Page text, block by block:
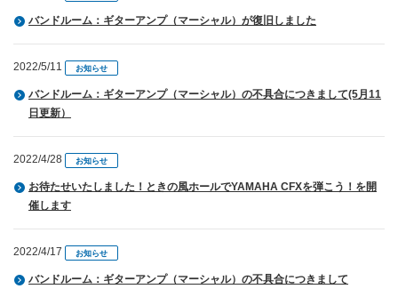
バンドルーム：ギターアンプ（マーシャル）が復旧しました
2022/5/11 お知らせ
バンドルーム：ギターアンプ（マーシャル）の不具合につきまして(5月11
日更新）
2022/4/28 お知らせ
お待たせいたしました！ときの風ホールでYAMAHA CFXを弾こう！を開
催します
2022/4/17 お知らせ
バンドルーム：ギターアンプ（マーシャル）の不具合につきまして